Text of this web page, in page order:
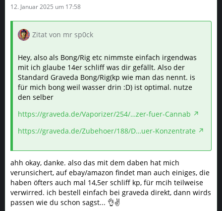
12. Januar 2025 um 17:58
Zitat von mr sp0ck
Hey, also als Bong/Rig etc nimmste einfach irgendwas
mit ich glaube 14er schliff was dir gefällt. Also der
Standard Graveda Bong/Rig(kp wie man das nennt. is
für mich bong weil wasser drin :D) ist optimal. nutze
den selber
https://graveda.de/Vaporizer/254/…zer-fuer-Cannab
https://graveda.de/Zubehoer/188/D…uer-Konzentrate
ahh okay, danke. also das mit dem daben hat mich
verunsichert, auf ebay/amazon findet man auch einiges, die
haben öfters auch mal 14,5er schliff kp, für mcih teilweise
verwirred. ich bestell einfach bei graveda direkt, dann wirds
passen wie du schon sagst... 👌✌️